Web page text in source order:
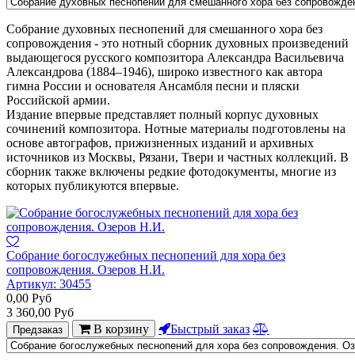
Собрание духовных песнопений для смешанного хора без
сопровождения - это нотный сборник духовных произведений
выдающегося русского композитора Александра Васильевича
Александрова (1884–1946), широко известного как автора
гимна России и основателя Ансамбля песни и пляски
Российской армии.
Издание впервые представляет полный корпус духовных
сочинений композитора. Нотные материалы подготовлены на
основе автографов, прижизненных изданий и архивных
источников из Москвы, Рязани, Твери и частных коллекций. В
сборник также включены редкие фотодокументы, многие из
которых публикуются впервые.
Собрание богослужебных песнопений для хора без
сопровождения. Озеров Н.И.
Артикул: 30455
0,00 Руб
3 360,00 Руб
Предзаказ В корзину Быстрый заказ